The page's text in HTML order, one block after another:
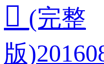
 (完整
版